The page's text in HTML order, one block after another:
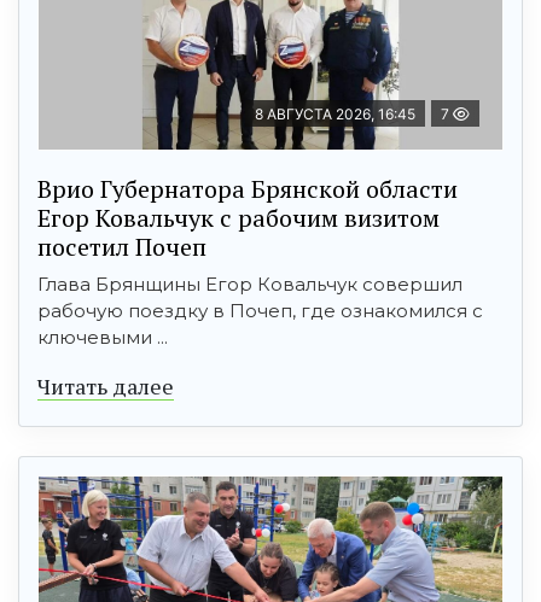
8 АВГУСТА 2026, 16:45 7
Врио Губернатора Брянской области
Егор Ковальчук с рабочим визитом
посетил Почеп
Глава Брянщины Егор Ковальчук совершил
рабочую поездку в Почеп, где ознакомился с
ключевыми ...
Читать далее